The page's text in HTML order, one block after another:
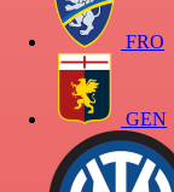
FRO
GEN